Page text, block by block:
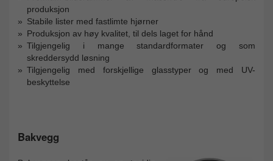
produksjon
Stabile lister med fastlimte hjørner
Produksjon av høy kvalitet, til dels laget for hånd
Tilgjengelig i mange standardformater og som
skreddersydd løsning
Tilgjengelig med forskjellige glasstyper og med UV-
beskyttelse
Bakvegg